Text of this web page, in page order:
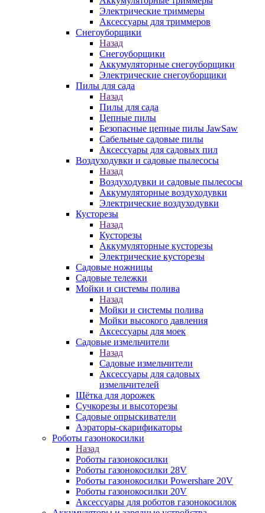
Электрические триммеры
Аксессуары для триммеров
Снегоуборщики
Назад
Снегоуборщики
Аккумуляторные снегоуборщики
Электрические снегоуборщики
Пилы для сада
Назад
Пилы для сада
Цепные пилы
Безопасные цепные пилы JawSaw
Сабельные садовые пилы
Аксессуары для садовых пил
Воздуходувки и садовые пылесосы
Назад
Воздуходувки и садовые пылесосы
Аккумуляторные воздуходувки
Электрические воздуходувки
Кусторезы
Назад
Кусторезы
Аккумуляторные кусторезы
Электрические кусторезы
Садовые ножницы
Садовые тележки
Мойки и системы полива
Назад
Мойки и системы полива
Мойки высокого давления
Аксессуары для моек
Садовые измельчители
Назад
Садовые измельчители
Аксессуары для садовых
измельчителей
Щётка для дорожек
Сучкорезы и высоторезы
Садовые опрыскиватели
Аэраторы-скарификаторы
Роботы газонокосилки
Назад
Роботы газонокосилки
Роботы газонокосилки 28V
Роботы газонокосилки Powershare 20V
Роботы газонокосилки 20V
Аксессуары для роботов газонокосилок